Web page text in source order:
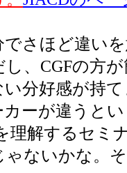
さほど違い
、CGFの方
い分好感が持
ーが違うと
理解するセミ
ないかな。